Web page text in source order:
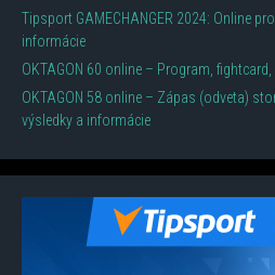
Tipsport GAMECHANGER 2024: Online
informácie
OKTAGON 60 online – Program,
OKTAGON 58 online – Zápas (odveta)
výsledky a informácie